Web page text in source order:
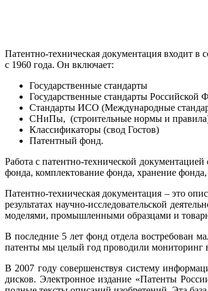
Патентно-техническая документация входит в
с 1960 года. Он включает:
Государственные стандарты
Государственные стандарты Российской
Стандарты ИСО (Международные
СНиПы, (строительные нормы и
Классификаторы (свод Гостов)
Патентный фонд.
Работа с патентно-технической
фонда, комплектование фонда, хранение
Патентно-техническая документация – это
результатах научно-исследовательской
моделями, промышленными образцами и
В последние 5 лет фонд отдела востребован
патенты мы целый год проводили мониторинг
В 2007 году совершенствуя систему
дисков. Электронное издание «Патенты